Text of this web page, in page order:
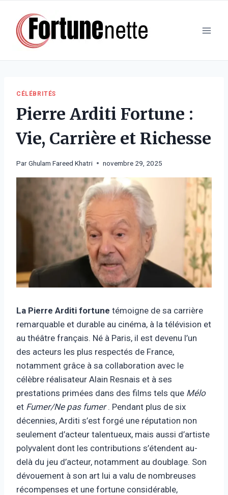
contenu
CÉLÉBRITÉS
Pierre Arditi Fortune :
Vie, Carrière et Richesse
ParGhulam Fareed Khatri novembre 29, 2025
La Pierre Arditi fortune témoigne de sa carrière
remarquable et durable au cinéma, à la télévision et
au théâtre français. Né à Paris, il est devenu l’un
des acteurs les plus respectés de France,
notamment grâce à sa collaboration avec le
célèbre réalisateur Alain Resnais et à ses
prestations primées dans des films tels que Mélo
et Fumer/Ne pas fumer. Pendant plus de six
décennies, Arditi s’est forgé une réputation non
seulement d’acteur talentueux, mais aussi d’artiste
polyvalent dont les contributions s’étendent au-
delà du jeu d’acteur, notamment au doublage. Son
dévouement à son art lui a valu de nombreuses
récompenses et une fortune considérable,